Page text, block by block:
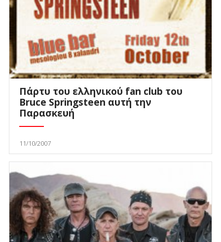
Πάρτυ του ελληνικού fan club του
Bruce Springsteen αυτή την
Παρασκευή
11/10/2007